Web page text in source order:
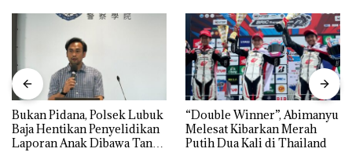
Bukan Pidana, Polsek Lubuk
Baja Hentikan Penyelidikan
Laporan Anak Dibawa Tanpa
“Double Winner”, Abimanyu
Melesat Kibarkan Merah
Putih Dua Kali di Thailand